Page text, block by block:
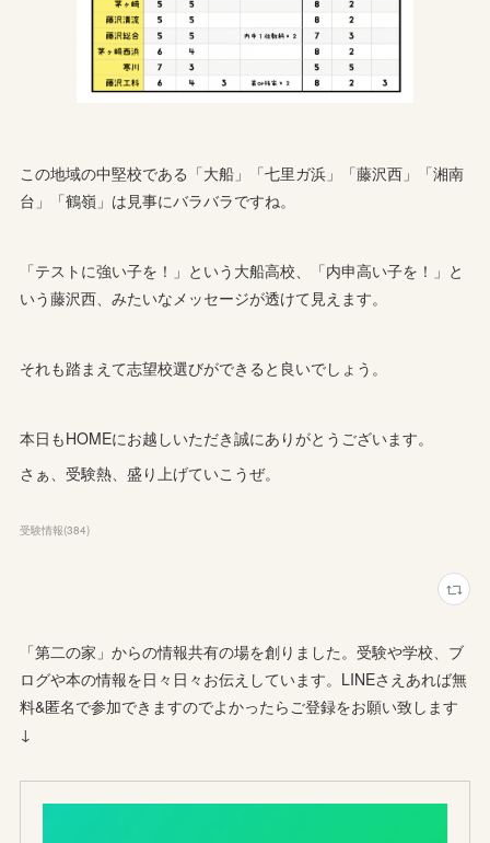
この地域の中堅校である「大船」「七里ガ浜」「藤沢西」「湘南
台」「鶴嶺」は見事にバラバラですね。
「テストに強い子を！」という大船高校、「内申高い子を！」と
いう藤沢西、みたいなメッセージが透けて見えます。
それも踏まえて志望校選びができると良いでしょう。
本日もHOMEにお越しいただき誠にありがとうございます。
さぁ、受験熱、盛り上げていこうぜ。
受験情報(384)
「第二の家」からの情報共有の場を創りました。受験や学校、ブ
ログや本の情報を日々日々お伝えしています。LINEさえあれば無
料&匿名で参加できますのでよかったらご登録をお願い致します
↓